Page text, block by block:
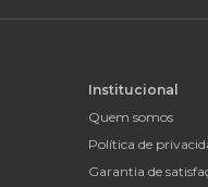
Institucional
Quem somos
Política de
Garantia de